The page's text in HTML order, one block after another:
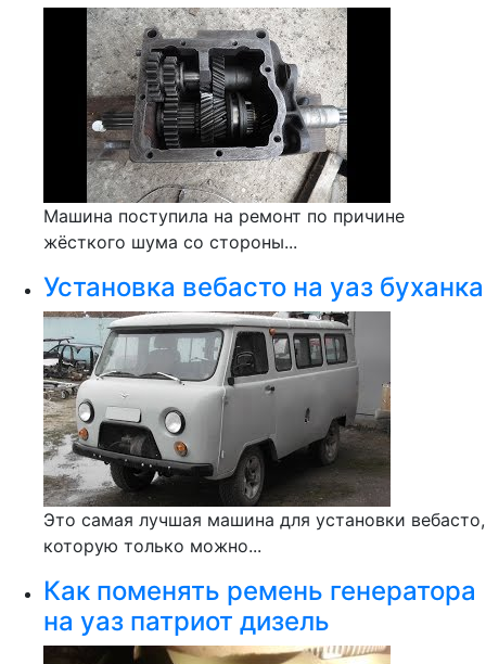
Машина поступила на ремонт по причине
жёсткого шума со стороны...
Установка вебасто на уаз буханка
Это самая лучшая машина для установки вебасто,
которую только можно...
Как поменять ремень генератора
на уаз патриот дизель